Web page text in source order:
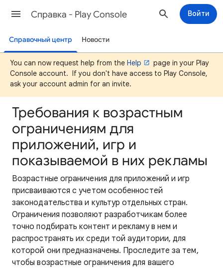
Cправка - Play Console Войти
Справочный центр Новости
You can now request help from the Help
page in your Play
Console account. If you don't have access to Play Console,
ask your account admin for an invite.
Требования к возрастным
ограничениям для
приложений, игр и
показываемой в них рекламы
Возрастные ограничения для приложений и игр
присваиваются с учетом особенностей
законодательства и культур отдельных стран.
Ограничения позволяют разработчикам более
точно подбирать контент и рекламу в нем и
распространять их среди той аудитории, для
которой они предназначены. Проследите за тем,
чтобы возрастные ограничения для вашего